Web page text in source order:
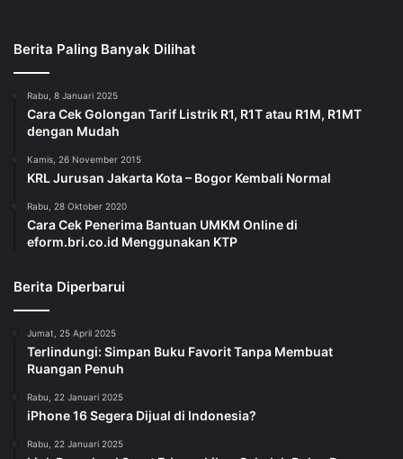
Berita Paling Banyak Dilihat
Rabu, 8 Januari 2025
Cara Cek Golongan Tarif Listrik R1, R1T atau R1M, R1MT
dengan Mudah
Kamis, 26 November 2015
KRL Jurusan Jakarta Kota – Bogor Kembali Normal
Rabu, 28 Oktober 2020
Cara Cek Penerima Bantuan UMKM Online di
eform.bri.co.id Menggunakan KTP
Berita Diperbarui
Jumat, 25 April 2025
Terlindungi: Simpan Buku Favorit Tanpa Membuat
Ruangan Penuh
Rabu, 22 Januari 2025
iPhone 16 Segera Dijual di Indonesia?
Rabu, 22 Januari 2025